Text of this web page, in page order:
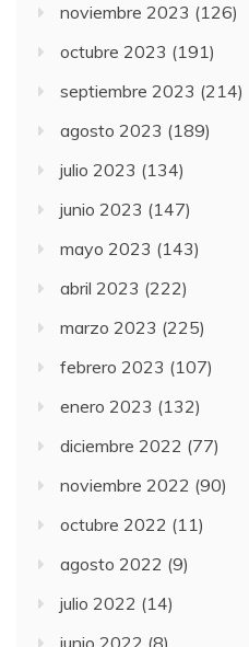
noviembre 2023 (126)
octubre 2023 (191)
septiembre 2023 (214)
agosto 2023 (189)
julio 2023 (134)
junio 2023 (147)
mayo 2023 (143)
abril 2023 (222)
marzo 2023 (225)
febrero 2023 (107)
enero 2023 (132)
diciembre 2022 (77)
noviembre 2022 (90)
octubre 2022 (11)
agosto 2022 (9)
julio 2022 (14)